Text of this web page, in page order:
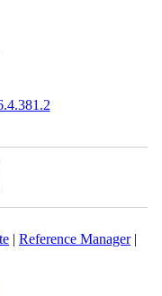
|Reference Manager